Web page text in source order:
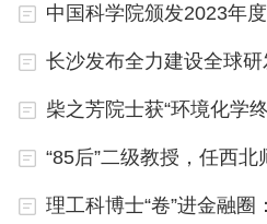
其团队的研究成果在天津、
州、大连、烟台、沧州等多
《给水管道卫生学》（获国
中国科学院颁发2023年
长沙发布全力建设全球
柴之芳院士获“环境化学
“85后”二级教授，任西